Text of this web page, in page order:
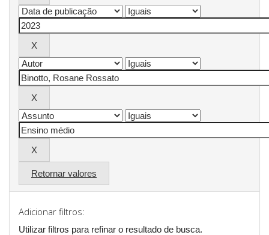
Retornar valores
Adicionar filtros:
Utilizar filtros para refinar o resultado de busca.